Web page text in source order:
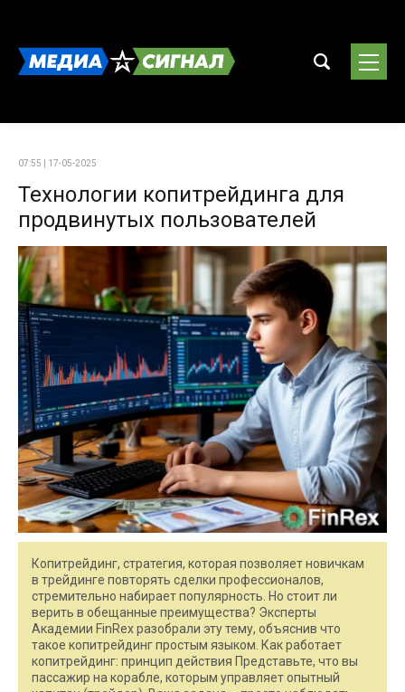
07:55 | 17-05-2025
Технологии копитрейдинга для
продвинутых пользователей
Копитрейдинг, стратегия, которая позволяет новичкам
в трейдинге повторять сделки профессионалов,
стремительно набирает популярность. Но стоит ли
верить в обещанные преимущества? Эксперты
Академии FinRex разобрали эту тему, объяснив что
такое копитрейдинг простым языком. Как работает
копитрейдинг: принцип действия Представьте, что вы
пассажир на корабле, которым управляет опытный